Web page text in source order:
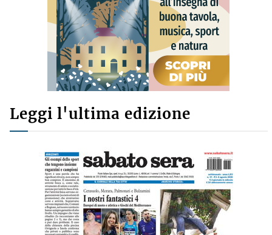
Leggi l'ultima edizione